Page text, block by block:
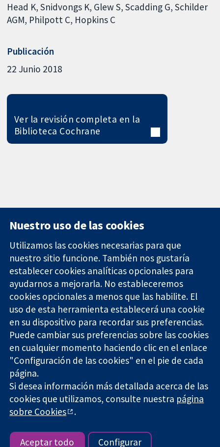
Head K Snidvongs K Glew S Scadding G Schilder
AGM Philpott C Hopkins C
Publicación
22 Junio 2018
Ver la revisión completa en la
Biblioteca Cochrane
Evidencia fiable.
Decisiones
informadas.
Mejor salud.
11-13 Cavendish
Square
Londres
W1G 0AN
Reino Unido
Contacto
Noticias
Prensa
Sobre
nosotros
Empleo
Cochrane
Library
The Cochrane Collaboration is a charity (no. 1045921) and a
company limited by guarantee (no. 03044323) registered in
England & Wales. VAT registration number GB 718 2127 49.
Copyright © 2026 The Cochrane Collaboration
Términos y condiciones del sitio web|Responsabilidades
Privacidad|Política de cookies|Configuración de cookies
Nuestro uso de las cookies
Utilizamos las cookies necesarias para que
nuestro sitio funcione. También nos gustaría
establecer cookies analíticas opcionales para
ayudarnos a mejorarla. No estableceremos
cookies opcionales a menos que las habilite. El
uso de esta herramienta establecerá una cookie
en su dispositivo para recordar sus preferencias.
Puede cambiar sus preferencias sobre las cookies
en cualquier momento haciendo clic en el enlace
"Configuración de las cookies" en el pie de cada
página.
Si desea información más detallada acerca de las
cookies que utilizamos, consulte nuestra página
sobre Cookies
.
Aceptar todo Configurar